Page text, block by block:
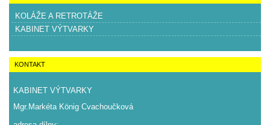
KOLÁŽE A RETROTÁŽE
KABINET VÝTVARKY
KONTAKT
KABINET VÝTVARKY
Mgr.Markéta König Cvachoučková